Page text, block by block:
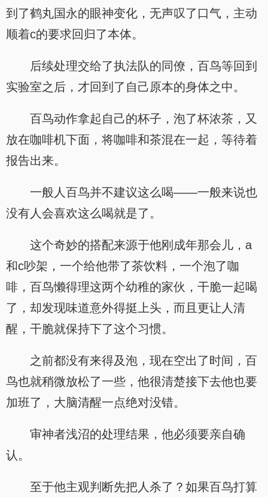
到了鹤丸国永的眼神变化，无声叹了口气，主动
顺着c的要求回归了本体。
后续处理交给了执法队的同僚，百鸟等回到
实验室之后，才回到了自己原本的身体之中。
百鸟动作拿起自己的杯子，泡了杯浓茶，又
放在咖啡机下面，将咖啡和茶混在一起，等待着
报告出来。
一般人百鸟并不建议这么喝——一般来说也
没有人会喜欢这么喝就是了。
这个奇妙的搭配来源于他刚成年那会儿，a
和c吵架，一个给他带了茶饮料，一个泡了咖
啡，百鸟懒得理这两个幼稚的家伙，干脆一起喝
了，却发现味道意外得挺上头，而且更让人清
醒，干脆就保持下了这个习惯。
之前都没有来得及泡，现在空出了时间，百
鸟也就稍微放松了一些，他很清楚接下去他也要
加班了，大脑清醒一点绝对没错。
审神者浅沼的处理结果，他必须要亲自确
认。
至于他主观判断先把人杀了？如果百鸟打算